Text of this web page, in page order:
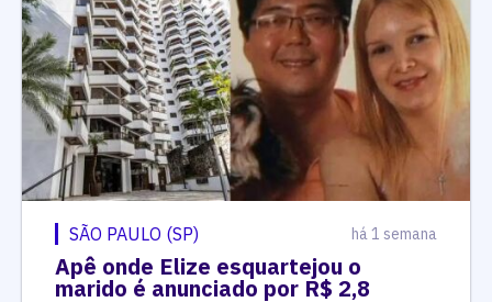
SÃO PAULO (SP) há 1 semana
Apê onde Elize esquartejou o
marido é anunciado por R$ 2,8